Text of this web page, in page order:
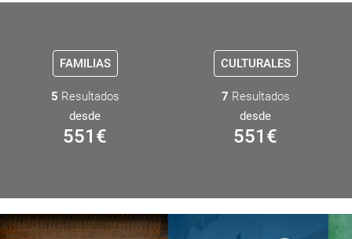
FAMILIAS
5 Resultados
desde
551 €
CULTURALES
7 Resultados
desde
551 €